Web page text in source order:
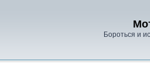
Бороться и